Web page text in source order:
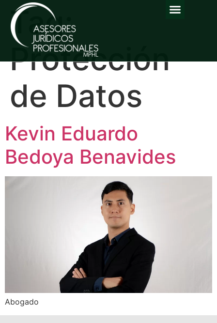
Tag:
Protección
de Datos
Kevin Eduardo
Bedoya Benavides
Abogado